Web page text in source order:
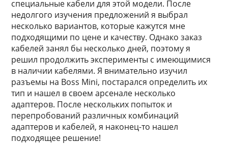
специальные кабели для этой модели. После
недолгого изучения предложений я выбрал
несколько вариантов, которые кажутся мне
подходящими по цене и качеству. Однако заказ
кабелей занял бы несколько дней, поэтому я
решил продолжить эксперименты с имеющимися
в наличии кабелями. Я внимательно изучил
разъемы на Boss Mini, постарался определить их
тип и нашел в своем арсенале несколько
адаптеров. После нескольких попыток и
перепробований различных комбинаций
адаптеров и кабелей, я наконец-то нашел
подходящее решение!